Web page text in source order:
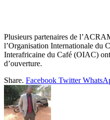
Plusieurs partenaires de
l’Organisation Internationale du
Interafricaine du Café (OIAC)
d’ouverture.
Share. Facebook Twitter